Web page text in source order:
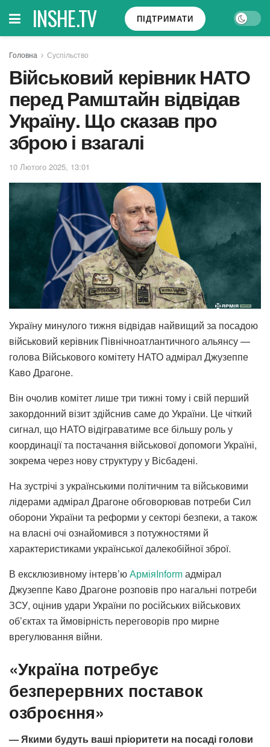
INSHE.TV ПІДТРИМАТИ
Головна Суспільство
Військовий керівник НАТО
перед Рамштайн відвідав
Україну. Що сказав про
зброю і взагалі
10 Лютого 2025, 13:01
Україну минулого тижня відвідав найвищий за посадою
військовий керівник Північноатлантичного альянсу —
голова Військового комітету НАТО адмірал Джузеппе
Каво Драгоне.
Він очолив комітет лише три тижні тому і свій перший
закордонний візит здійснив саме до України. Це чіткий
сигнал, що НАТО відіграватиме все більшу роль у
координації та постачання військової допомоги Україні,
зокрема через нову структуру у Вісбадені.
На зустрічі з українськими політичним та військовими
лідерами адмірал Драгоне обговорював потреби Сил
оборони України та реформи у секторі безпеки, а також
на власні очі ознайомився з потужностями й
характеристиками української далекобійної зброї.
В ексклюзивному інтерв’юАрміяInformадмірал
Джузеппе Каво Драгоне розповів про нагальні потреби
ЗСУ, оцінив удари України по російських військових
об’єктах та ймовірність переговорів про мирне
врегулювання війни.
«Україна потребує
безперервних поставок
озброєння»
— Якими будуть ваші пріоритети на посаді голови